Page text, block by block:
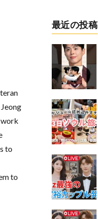
work
to
to
最近の投稿